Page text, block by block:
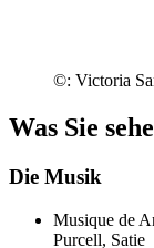
©: Victoria
Was Sie
Die Musik
Musique de
Purcell, Satie